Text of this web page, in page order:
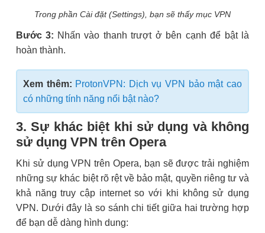
Trong phần Cài đặt (Settings), bạn sẽ thấy mục VPN
Bước 3: Nhấn vào thanh trượt ở bên cạnh để bật là
hoàn thành.
Xem thêm: ProtonVPN: Dịch vụ VPN bảo mật cao
có những tính năng nổi bật nào?
3. Sự khác biệt khi sử dụng và không
sử dụng VPN trên Opera
Khi sử dụng VPN trên Opera, bạn sẽ được trải nghiệm
những sự khác biệt rõ rệt về bảo mật, quyền riêng tư và
khả năng truy cập internet so với khi không sử dụng
VPN. Dưới đây là so sánh chi tiết giữa hai trường hợp
để bạn dễ dàng hình dung: